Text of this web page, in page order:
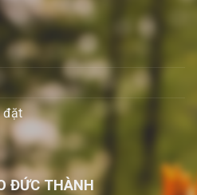
đặt
ĐỨC THÀNH